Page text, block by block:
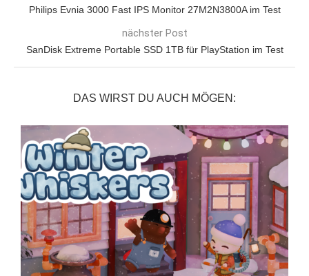
Philips Evnia 3000 Fast IPS Monitor 27M2N3800A im Test
nächster Post
SanDisk Extreme Portable SSD 1TB für PlayStation im Test
DAS WIRST DU AUCH MÖGEN: